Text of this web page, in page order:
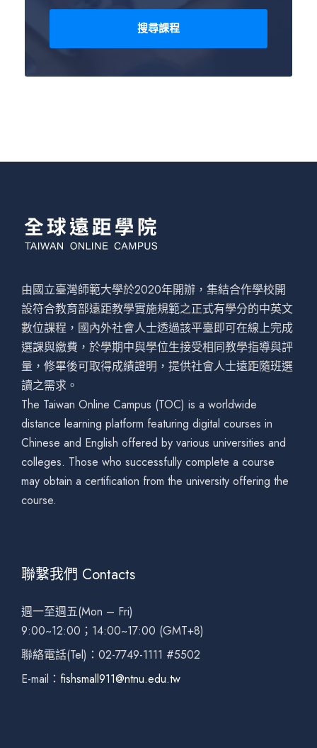
由國立臺灣師範大學於2020年開辦，集結合作學校開
設符合教育部遠距教學實施規範之正式有學分的中英文
數位課程，國內外社會人士透過該平臺即可在線上完成
選課與繳費，於學期中與學位生接受相同教學指導與評
量，修畢後可取得成績證明，提供社會人士遠距隨班選
讀之需求。
The Taiwan Online Campus (TOC) is a worldwide
distance learning platform featuring digital courses in
Chinese and English offered by various universities and
colleges. Those who successfully complete a course
may obtain a certification from the university offering the
course.
聯繫我們 Contacts
週一至週五(Mon – Fri)
9:00~12:00；14:00~17:00 (GMT+8)
聯絡電話(Tel)：02-7749-1111 #5502
E-mail： fishsmall911@ntnu.edu.tw